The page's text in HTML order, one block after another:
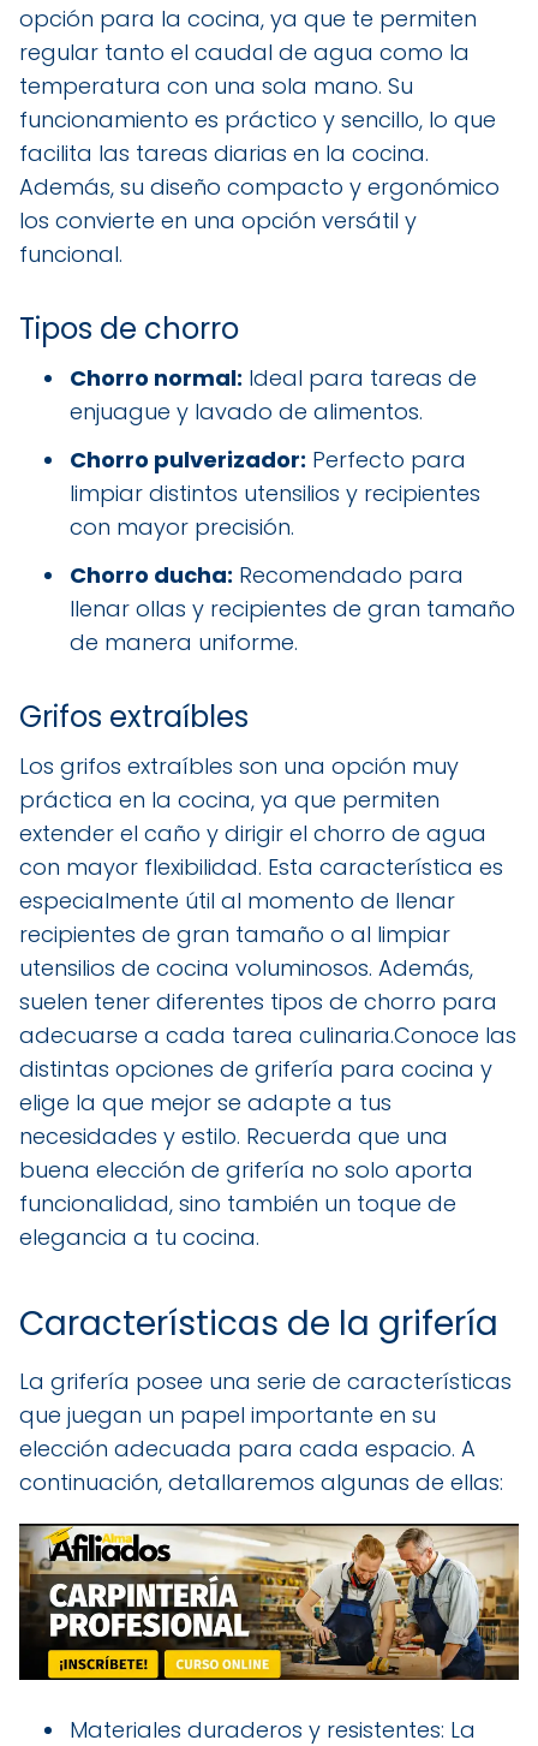
opción para la cocina, ya que te permiten
regular tanto el caudal de agua como la
temperatura con una sola mano. Su
funcionamiento es práctico y sencillo, lo que
facilita las tareas diarias en la cocina.
Además, su diseño compacto y ergonómico
los convierte en una opción versátil y
funcional.
Tipos de chorro
Chorro normal: Ideal para tareas de
enjuague y lavado de alimentos.
Chorro pulverizador: Perfecto para
limpiar distintos utensilios y recipientes
con mayor precisión.
Chorro ducha: Recomendado para
llenar ollas y recipientes de gran tamaño
de manera uniforme.
Grifos extraíbles
Los grifos extraíbles son una opción muy
práctica en la cocina, ya que permiten
extender el caño y dirigir el chorro de agua
con mayor flexibilidad. Esta característica es
especialmente útil al momento de llenar
recipientes de gran tamaño o al limpiar
utensilios de cocina voluminosos. Además,
suelen tener diferentes tipos de chorro para
adecuarse a cada tarea culinaria.Conoce las
distintas opciones de grifería para cocina y
elige la que mejor se adapte a tus
necesidades y estilo. Recuerda que una
buena elección de grifería no solo aporta
funcionalidad, sino también un toque de
elegancia a tu cocina.
Características de la grifería
La grifería posee una serie de características
que juegan un papel importante en su
elección adecuada para cada espacio. A
continuación, detallaremos algunas de ellas:
Materiales duraderos y resistentes: La